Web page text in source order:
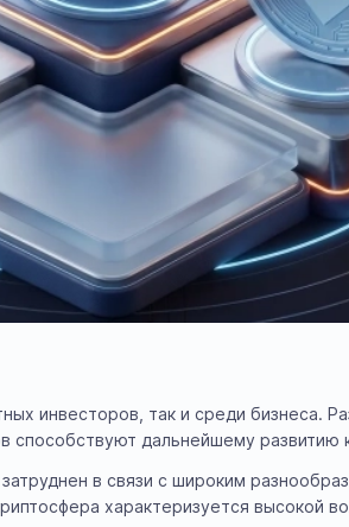
инвесторов, так и среди бизнеса.
способствуют дальнейшему развитию
в связи с широким
характеризуется высокой